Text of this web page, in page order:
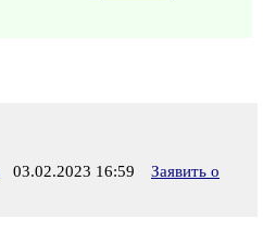
03.02.2023 16:59
Заявить о